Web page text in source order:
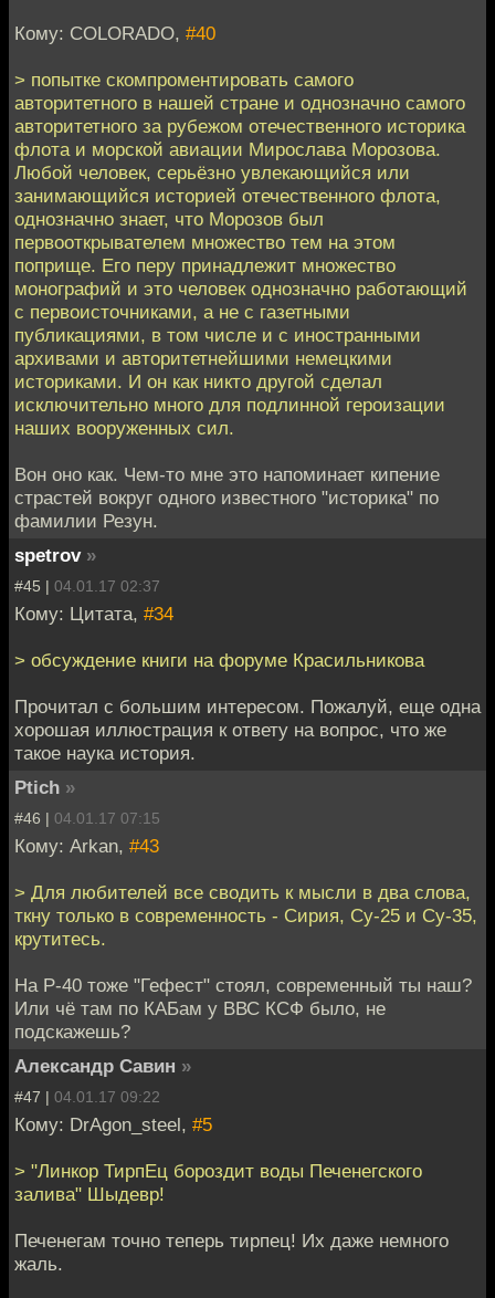
Кому: COLORADO, #40
> попытке скомпроментировать самого
авторитетного в нашей стране и однозначно самого
авторитетного за рубежом отечественного историка
флота и морской авиации Мирослава Морозова.
Любой человек, серьёзно увлекающийся или
занимающийся историей отечественного флота,
однозначно знает, что Морозов был
первооткрывателем множество тем на этом
поприще. Его перу принадлежит множество
монографий и это человек однозначно работающий
с первоисточниками, а не с газетными
публикациями, в том числе и с иностранными
архивами и авторитетнейшими немецкими
историками. И он как никто другой сделал
исключительно много для подлинной героизации
наших вооруженных сил.
Вон оно как. Чем-то мне это напоминает кипение
страстей вокруг одного известного "историка" по
фамилии Резун.
spetrov »
#45 | 04.01.17 02:37
Кому: Цитата, #34
> обсуждение книги на форуме Красильникова
Прочитал с большим интересом. Пожалуй, еще одна
хорошая иллюстрация к ответу на вопрос, что же
такое наука история.
Ptich »
#46 | 04.01.17 07:15
Кому: Arkan, #43
> Для любителей все сводить к мысли в два слова,
ткну только в современность - Сирия, Су-25 и Су-35,
крутитесь.
На Р-40 тоже "Гефест" стоял, современный ты наш?
Или чё там по КАБам у ВВС КСФ было, не
подскажешь?
Александр Савин »
#47 | 04.01.17 09:22
Кому: DrAgon_steel, #5
> "Линкор ТирпЕц бороздит воды Печенегского
залива" Шыдевр!
Печенегам точно теперь тирпец! Их даже немного
жаль.